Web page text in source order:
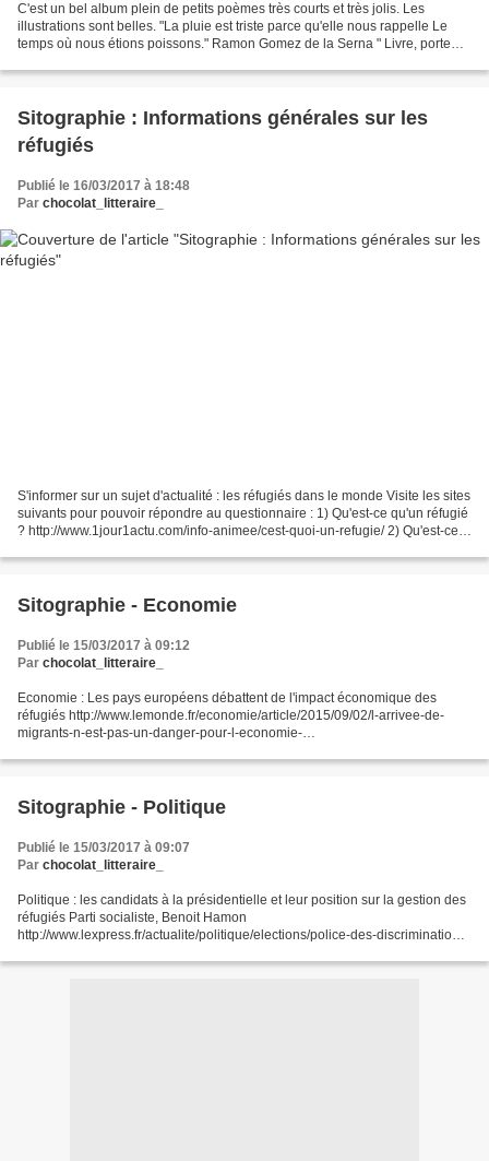
C'est un bel album plein de petits poèmes très courts et très jolis. Les
illustrations sont belles. "La pluie est triste parce qu'elle nous rappelle Le
temps où nous étions poissons." Ramon Gomez de la Serna " Livre, porte
Sitographie : Informations générales sur les
réfugiés
Publié le 16/03/2017 à 18:48
Par chocolat_litteraire_
S'informer sur un sujet d'actualité : les réfugiés dans le monde Visite les sites
suivants pour pouvoir répondre au questionnaire : 1) Qu'est-ce qu'un réfugié
? http://www.1jour1actu.com/info-animee/cest-quoi-un-refugie/ 2) Qu'est-ce
Sitographie - Economie
Publié le 15/03/2017 à 09:12
Par chocolat_litteraire_
Economie : Les pays européens débattent de l'impact économique des
réfugiés http://www.lemonde.fr/economie/article/2015/09/02/l-arrivee-de-
migrants-n-est-pas-un-danger-pour-l-economie-
union-europeenne-migrants-economie-impact-positif...
Sitographie - Politique
Publié le 15/03/2017 à 09:07
Par chocolat_litteraire_
Politique : les candidats à la présidentielle et leur position sur la gestion des
réfugiés Parti socialiste, Benoit Hamon
http://www.lexpress.fr/actualite/politique/elections/police-des-discriminations-